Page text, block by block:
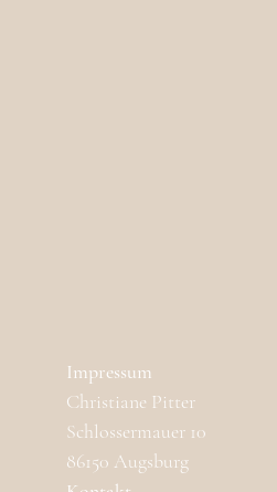
Impressum
Christiane Pitter
Schlossermauer 10
86150 Augsburg